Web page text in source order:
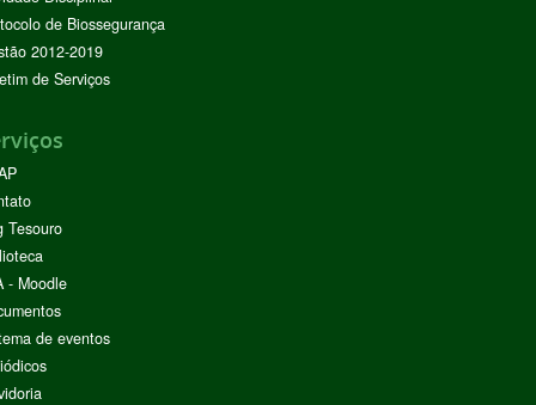
de Biossegurança
2012-2019
de Serviços
Tesouro
- Moodle
de eventos